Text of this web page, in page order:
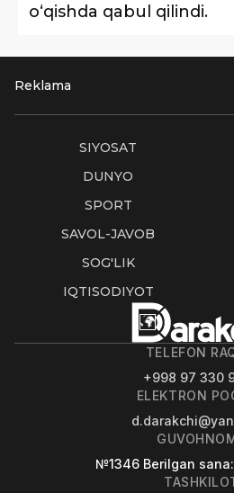
o‘qishda qabul qilindi.
Reklama
SIYOSAT
DUNYO
SPORT
SAVOL-JAVOB
SOG'LIK
IQTISODIYOT
TELEFON
+998 97 330
ELEKTRON
№1346 Berilgan sana